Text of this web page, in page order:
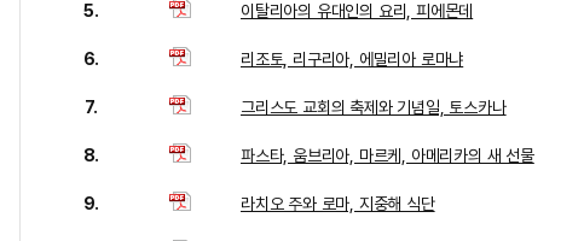
5. 이탈리아의 유대인의 요리, 피에몬데
6. 리조토, 리구리아, 에밀리아 로마냐
7. 그리스도 교회의 축제와 기념일, 토스카나
8. 파스타, 움브리아, 마르케, 아메리카의 새 선물
9. 라치오 주와 로마, 지중해 식단